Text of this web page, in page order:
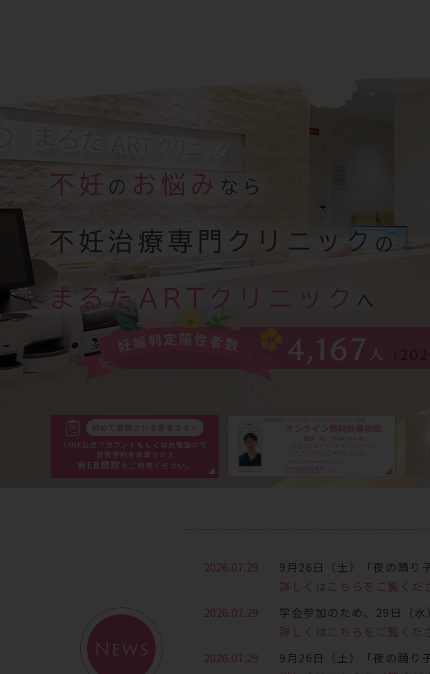
不妊 の お悩み なら
不妊治療専門クリニック の
まるたARTクリニック へ
News
2026.07.29
9月26日（土）「夜の踊り
詳しくはこちらをご覧くだ
2026.07.29
学会参加のため、29日（
詳しくはこちらをご覧くだ
2026.07.29
9月26日（土）「夜の踊り